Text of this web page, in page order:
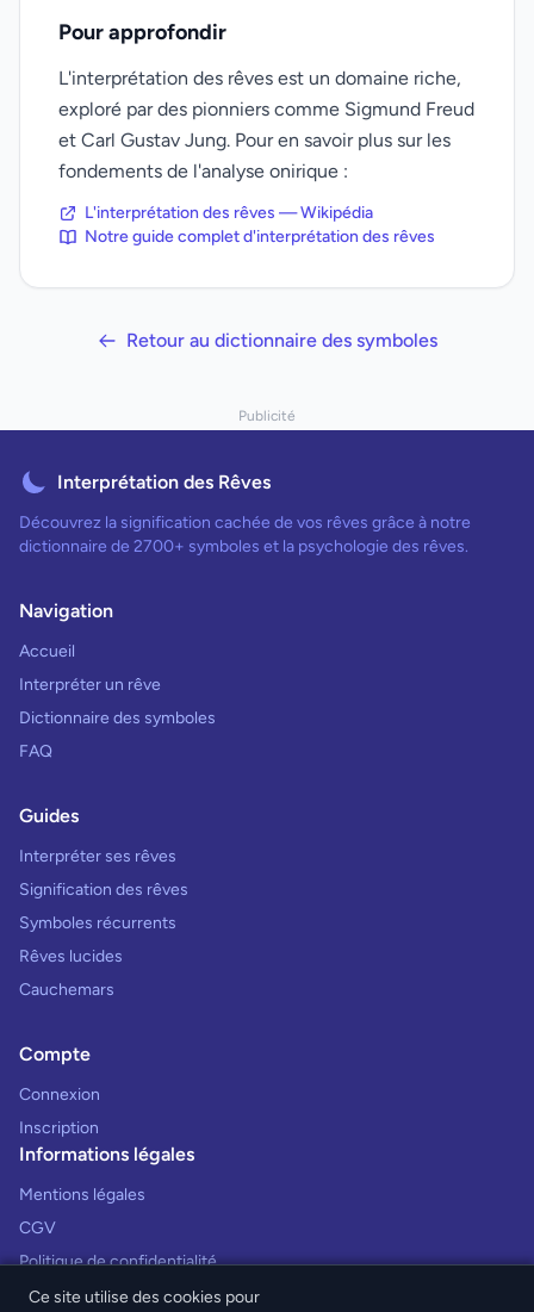
Pour approfondir
L'interprétation des rêves est un domaine riche,
exploré par des pionniers comme Sigmund Freud
et Carl Gustav Jung. Pour en savoir plus sur les
fondements de l'analyse onirique :
L'interprétation des rêves — Wikipédia
Notre guide complet d'interprétation des rêves
Retour au dictionnaire des symboles
Publicité
Interprétation des Rêves
Découvrez la signification cachée de vos rêves grâce à notre
dictionnaire de 2700+ symboles et la psychologie des rêves.
Navigation
Accueil
Interpréter un rêve
Dictionnaire des symboles
FAQ
Guides
Interpréter ses rêves
Signification des rêves
Symboles récurrents
Rêves lucides
Cauchemars
Compte
Connexion
Inscription
Informations légales
Mentions légales
CGV
Politique de confidentialité
Ce site utilise des cookies pour